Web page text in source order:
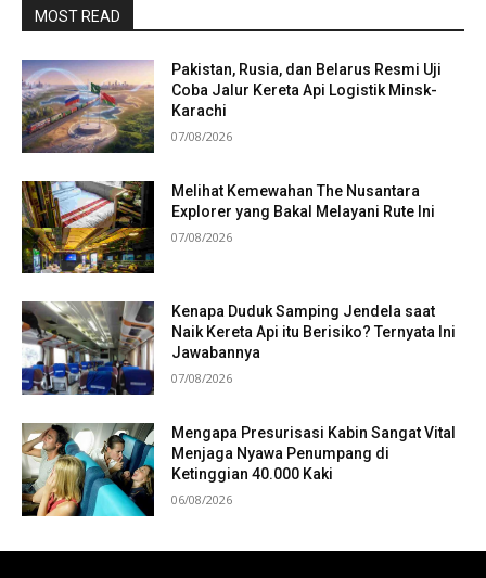
MOST READ
Pakistan, Rusia, dan Belarus Resmi Uji
Coba Jalur Kereta Api Logistik Minsk-
Karachi
07/08/2026
Melihat Kemewahan The Nusantara
Explorer yang Bakal Melayani Rute Ini
07/08/2026
Kenapa Duduk Samping Jendela saat
Naik Kereta Api itu Berisiko? Ternyata Ini
Jawabannya
07/08/2026
Mengapa Presurisasi Kabin Sangat Vital
Menjaga Nyawa Penumpang di
Ketinggian 40.000 Kaki
06/08/2026